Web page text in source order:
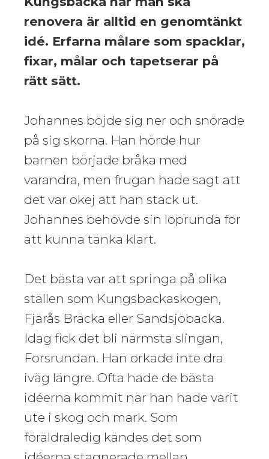
renovera är alltid en genomtänkt
idé. Erfarna målare som spacklar,
fixar, målar och tapetserar på
rätt sätt.
Johannes böjde sig ner och snörade
på sig skorna. Han hörde hur
barnen började bråka med
varandra, men frugan hade sagt att
det var okej att han stack ut.
Johannes behövde sin löprunda för
att kunna tänka klart.
Det bästa var att springa på olika
ställen som Kungsbackaskogen,
Fjärås Bräcka eller Sandsjöbacka.
Idag fick det bli närmsta slingan,
Forsrundan. Han orkade inte dra
iväg längre. Ofta hade de bästa
idéerna kommit när han hade varit
ute i skog och mark. Som
föräldraledig kändes det som